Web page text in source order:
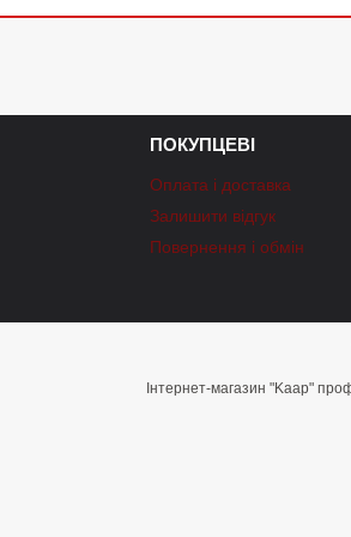
ПОКУПЦЕВІ
Оплата і доставка
Залишити відгук
Повернення і обмін